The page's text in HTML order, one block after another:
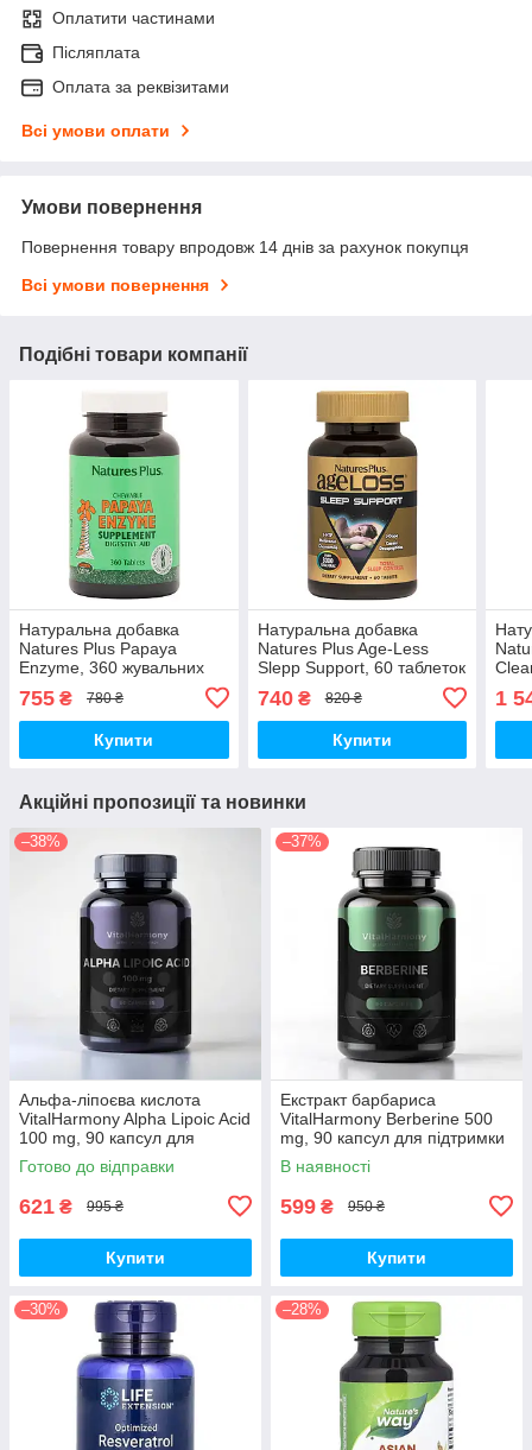
Оплатити частинами
Післяплата
Оплата за реквізитами
Всі умови оплати
Умови повернення
Повернення товару впродовж 14 днів за рахунок покупця
Всі умови повернення
Подібні товари компанії
Натуральна добавка
Natures Plus Papaya
Enzyme, 360 жувальних
755 ₴ 780 ₴
Купити
Натуральна добавка
Natures Plus Age-Less
Slepp Support, 60 таблеток
740₴ 820 ₴
Купити
1
Акційні пропозиції та новинки
–38%
Альфа-ліпоєва кислота
VitalHarmony Alpha Lipoic Acid
100 mg, 90 капсул для
антиоксидантного захисту
Готово до відправки
621 ₴ 995 ₴
Купити
–37%
Екстракт барбариса
VitalHarmony Berberine 500
mg, 90 капсул для підтримки
рівня цукру в крові
В наявності
599 ₴ 950 ₴
Купити
–30% –28%